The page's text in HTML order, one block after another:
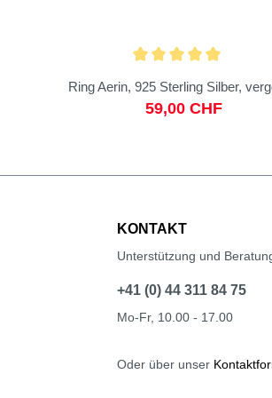
Ring Aerin, 925 Sterling Silber,
59,00 CHF
KONTAKT
Unterstützung und
+41 (0) 44 311 84 75
Mo-Fr, 10.00 - 17.00
Oder über unser